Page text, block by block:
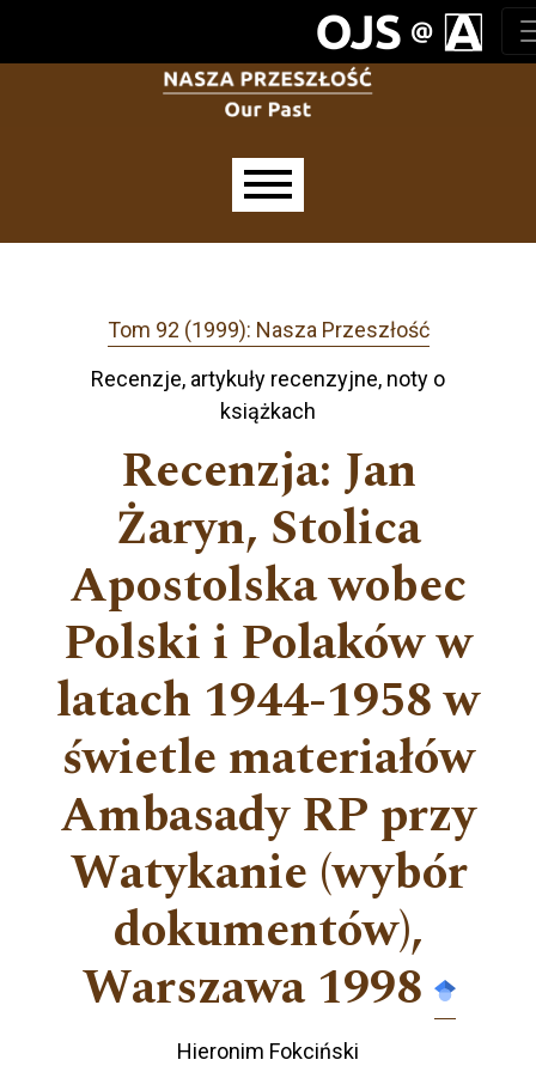
Tom 92 (1999): Nasza Przeszłość
Recenzje, artykuły recenzyjne, noty o
książkach
Recenzja: Jan
Żaryn, Stolica
Apostolska wobec
Polski i Polaków w
latach 1944-1958 w
świetle materiałów
Ambasady RP przy
Watykanie (wybór
dokumentów),
Warszawa 1998
Hieronim Fokciński